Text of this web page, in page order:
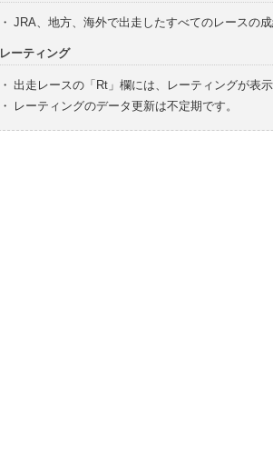
・ JRA、地方、海外で出走したすべてのレースの
レーティング
・ 出走レースの「Rt」欄には、レーティングが表
・
レーティングのデータ更新は不定期です。